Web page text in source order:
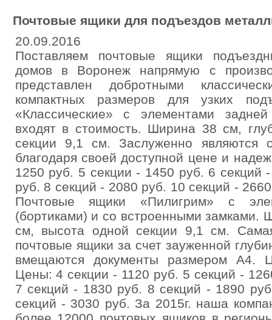
Почтовые ящики для подъездов
20.09.2016
Поставляем почтовые ящики
домов в Воронеж напрямую с
представлен добротными
компактных размеров для узких
«Классические» с элементами
входят в стоимость. Ширина 38 см,
секции 9,1 см. Заслуженно являются
благодаря своей доступной цене и
1250 руб. 5 секции - 1450 руб. 6 секций
руб. 8 секций - 2080 руб. 10 секций -
Почтовые ящики «Пилигрим» с
(бортиками) и со встроенными замками.
см, высота одной секции 9,1 см.
почтовые ящики за счет зауженной
вмещаются документы размером А4.
Цены: 4 секции - 1120 руб. 5 секций -
7 секций - 1830 руб. 8 секций - 1890
секций - 3030 руб. За 2015г. наша